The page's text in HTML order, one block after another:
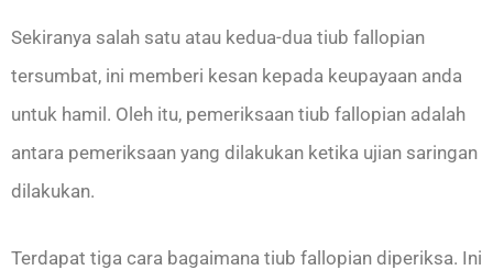
Sekiranya salah satu atau kedua-dua tiub fallopian
tersumbat, ini memberi kesan kepada keupayaan anda
untuk hamil. Oleh itu, pemeriksaan tiub fallopian adalah
antara pemeriksaan yang dilakukan ketika ujian saringan
dilakukan.
Terdapat tiga cara bagaimana tiub fallopian diperiksa. Ini